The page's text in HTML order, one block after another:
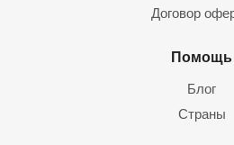
Договор
Помощь
Блог
Страны